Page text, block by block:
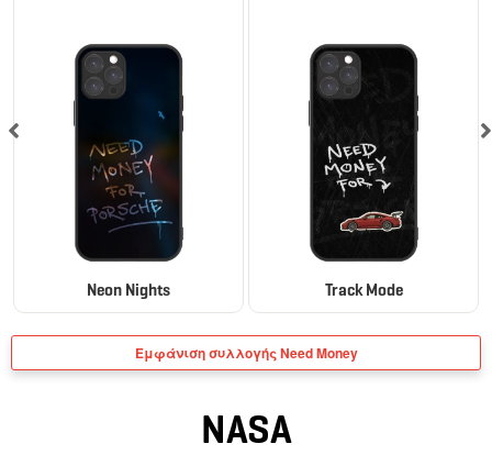
Neon Nights Track Mode
Εμφάνιση συλλογής Need Money
NASA